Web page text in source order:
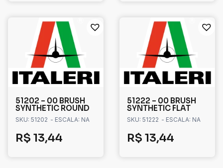
51202 – 00 BRUSH
SYNTHETIC ROUND
SKU: 51202 - ESCALA: NA
R$ 13,44
51222 – 00 BRUSH
SYNTHETIC FLAT
SKU: 51222 - ESCALA: NA
R$ 13,44